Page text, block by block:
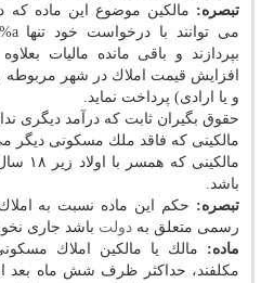
تبصره: مالكین موضوع این ماده كه
بپردازند و باقی مانده مالیات
افزایش قیمت املاك در شهر مربوطه
و یا ارادی) پرداخت نماید.
حقوق بگیران ثابت كه درآمد دیگری
مالكینی كه فاقد ملك مسكونی دیگر
باشد.
تبصره: حكم این ماده نسبت به
رسمی متعلق به دولت باشد جاری
ماده: مالك یا مالكین املاك
مكلفند، حداكثر ظرف شش ماه بعد